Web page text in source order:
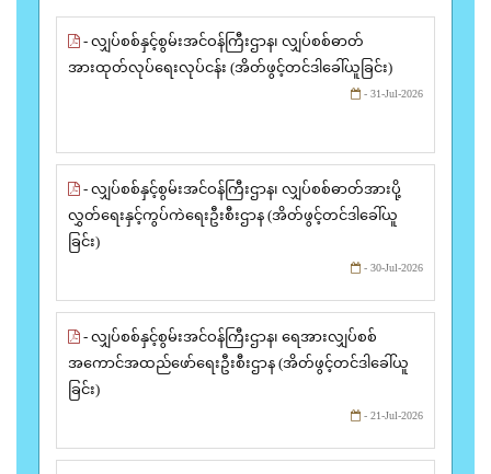
- လျှပ်စစ်နှင့်စွမ်းအင်ဝန်ကြီးဌာန၊ လျှပ်စစ်ဓာတ်
အားထုတ်လုပ်ရေးလုပ်ငန်း (အိတ်ဖွင့်တင်ဒါခေါ်ယူခြင်း)
- 31-Jul-2026
- လျှပ်စစ်နှင့်စွမ်းအင်ဝန်ကြီးဌာန၊ လျှပ်စစ်ဓာတ်အားပို့
လွှတ်ရေးနှင့်ကွပ်ကဲရေးဦးစီးဌာန (အိတ်ဖွင့်တင်ဒါခေါ်ယူ
ခြင်း)
- 30-Jul-2026
- လျှပ်စစ်နှင့်စွမ်းအင်ဝန်ကြီးဌာန၊ ရေအားလျှပ်စစ်
အကောင်အထည်ဖော်ရေးဦးစီးဌာန (အိတ်ဖွင့်တင်ဒါခေါ်ယူ
ခြင်း)
- 21-Jul-2026